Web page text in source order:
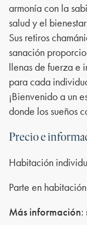
armonía con la
salud y el
Sus retiros
sanación
llenas de fuerza e
para cada
¡Bienvenido a un
donde los sueños
Precio e
Habitación
Parte en
Más información: